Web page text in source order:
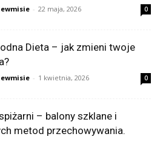
- 22 maja, 2026 0
Dieta – jak zmieni twoje
- 1 kwietnia, 2026 0
– balony szklane i
metod przechowywania.